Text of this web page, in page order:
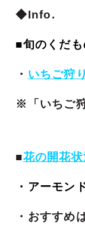
◆Info.
■旬のくだ
・ いちご狩
※「いちご
■花の開花状
・アーモン
・おすすめ